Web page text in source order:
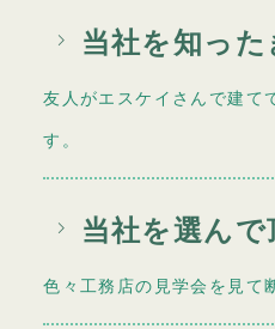
当社を知っ
友人がエスケイさんで建て
す。
当社を選ん
色々工務店の見学会を見て